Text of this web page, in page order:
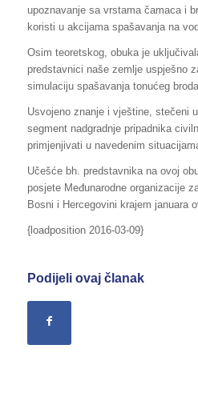
upoznavanje sa vrstama čamaca i
koristi u akcijama spašavanja na
Osim teoretskog, obuka je
predstavnici naše zemlje uspješno
simulaciju spašavanja tonućeg
Usvojeno znanje i vještine, stečeni
segment nadgradnje pripadnika
primjenjivati u navedenim
Učešće bh. predstavnika na ovoj
posjete Međunarodne organizacije
Bosni i Hercegovini krajem januara
{loadposition 2016-03-09}
Podijeli ovaj članak